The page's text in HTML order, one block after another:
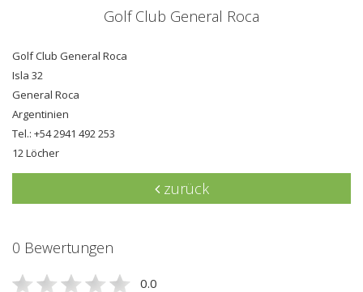
Golf Club General Roca
Golf Club General Roca
Isla 32
General Roca
Argentinien
Tel.: +54 2941 492 253
12 Löcher
zurück
0 Bewertungen
0.0